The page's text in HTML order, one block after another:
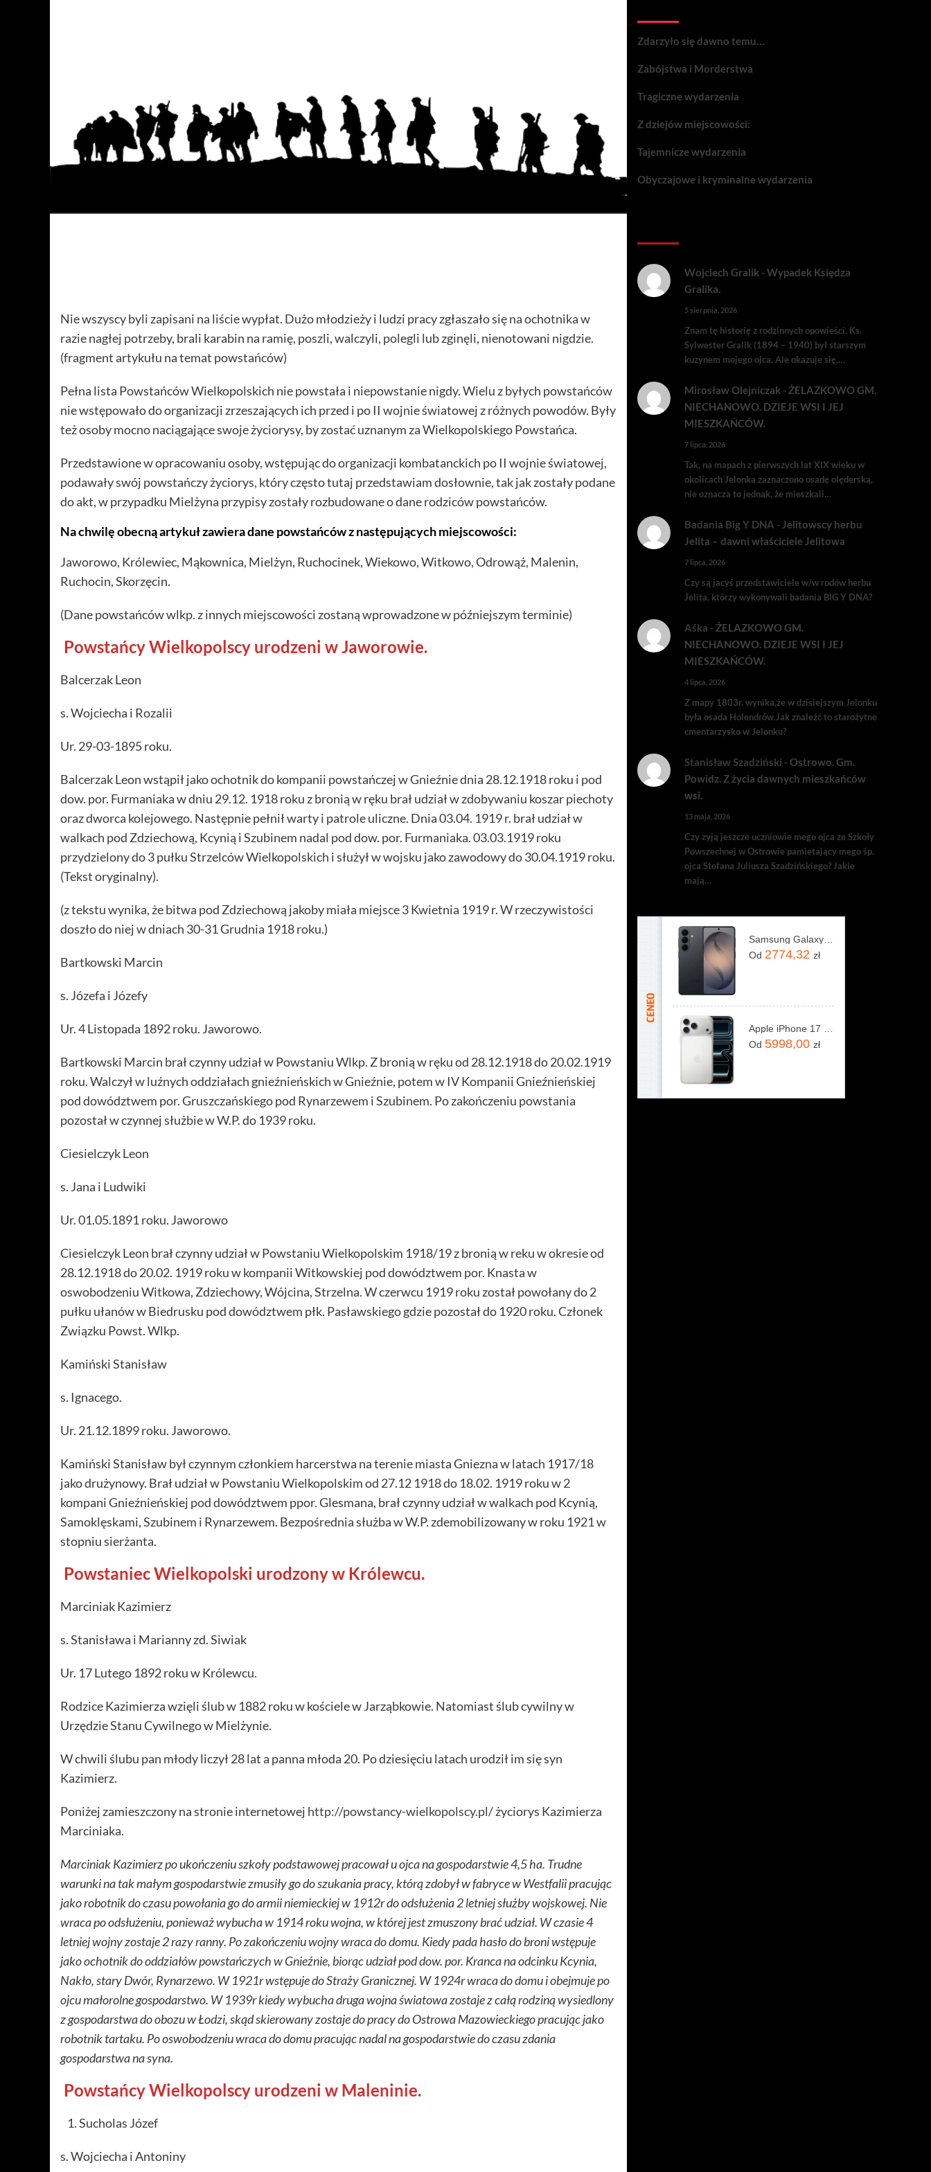
Nie wszyscy byli zapisani na liście wypłat. Dużo młodzieży i ludzi pracy zgłaszało się na ochotnika w
razie nagłej potrzeby, brali karabin na ramię, poszli, walczyli, polegli lub zginęli, nienotowani nigdzie.
(fragment artykułu na temat powstańców)
Pełna lista Powstańców Wielkopolskich nie powstała i niepowstanie nigdy. Wielu z byłych powstańców
nie wstępowało do organizacji zrzeszających ich przed i po II wojnie światowej z różnych powodów. Były
też osoby mocno naciągające swoje życiorysy, by zostać uznanym za Wielkopolskiego Powstańca.
Przedstawione w opracowaniu osoby, wstępując do organizacji kombatanckich po II wojnie światowej,
podawały swój powstańczy życiorys, który często tutaj przedstawiam dosłownie, tak jak zostały podane
do akt, w przypadku Mielżyna przypisy zostały rozbudowane o dane rodziców powstańców.
Na chwilę obecną artykuł zawiera dane powstańców z następujących miejscowości:
Jaworowo, Królewiec, Mąkownica, Mielżyn, Ruchocinek, Wiekowo, Witkowo, Odrowąż, Malenin,
Ruchocin, Skorzęcin.
(Dane powstańców wlkp. z innych miejscowości zostaną wprowadzone w późniejszym terminie)
Powstańcy Wielkopolscy urodzeni w Jaworowie.
Balcerzak Leon
s. Wojciecha i Rozalii
Ur. 29-03-1895 roku.
Balcerzak Leon wstąpił jako ochotnik do kompanii powstańczej w Gnieźnie dnia 28.12.1918 roku i pod
dow. por. Furmaniaka w dniu 29.12. 1918 roku z bronią w ręku brał udział w zdobywaniu koszar piechoty
oraz dworca kolejowego. Następnie pełnił warty i patrole uliczne. Dnia 03.04. 1919 r. brał udział w
walkach pod Zdziechową, Kcynią i Szubinem nadal pod dow. por. Furmaniaka. 03.03.1919 roku
przydzielony do 3 pułku Strzelców Wielkopolskich i służył w wojsku jako zawodowy do 30.04.1919 roku.
(Tekst oryginalny).
(z tekstu wynika, że bitwa pod Zdziechową jakoby miała miejsce 3 Kwietnia 1919 r. W rzeczywistości
doszło do niej w dniach 30-31 Grudnia 1918 roku.)
Bartkowski Marcin
s. Józefa i Józefy
Ur. 4 Listopada 1892 roku. Jaworowo.
Bartkowski Marcin brał czynny udział w Powstaniu Wlkp. Z bronią w ręku od 28.12.1918 do 20.02.1919
roku. Walczył w luźnych oddziałach gnieźnieńskich w Gnieźnie, potem w IV Kompanii Gnieźnieńskiej
pod dowództwem por. Gruszczańskiego pod Rynarzewem i Szubinem. Po zakończeniu powstania
pozostał w czynnej służbie w W.P. do 1939 roku.
Ciesielczyk Leon
s. Jana i Ludwiki
Ur. 01.05.1891 roku. Jaworowo
Ciesielczyk Leon brał czynny udział w Powstaniu Wielkopolskim 1918/19 z bronią w reku w okresie od
28.12.1918 do 20.02. 1919 roku w kompanii Witkowskiej pod dowództwem por. Knasta w
oswobodzeniu Witkowa, Zdziechowy, Wójcina, Strzelna. W czerwcu 1919 roku został powołany do 2
pułku ułanów w Biedrusku pod dowództwem płk. Pasławskiego gdzie pozostał do 1920 roku. Członek
Związku Powst. Wlkp.
Kamiński Stanisław
s. Ignacego.
Ur. 21.12.1899 roku. Jaworowo.
Kamiński Stanisław był czynnym członkiem harcerstwa na terenie miasta Gniezna w latach 1917/18
jako drużynowy. Brał udział w Powstaniu Wielkopolskim od 27.12 1918 do 18.02. 1919 roku w 2
kompani Gnieźnieńskiej pod dowództwem ppor. Glesmana, brał czynny udział w walkach pod Kcynią,
Samoklęskami, Szubinem i Rynarzewem. Bezpośrednia służba w W.P. zdemobilizowany w roku 1921 w
stopniu sierżanta.
Powstaniec Wielkopolski urodzony w Królewcu.
Marciniak Kazimierz
s. Stanisława i Marianny zd. Siwiak
Ur. 17 Lutego 1892 roku w Królewcu.
Rodzice Kazimierza wzięli ślub w 1882 roku w kościele w Jarząbkowie. Natomiast ślub cywilny w
Urzędzie Stanu Cywilnego w Mielżynie.
W chwili ślubu pan młody liczył 28 lat a panna młoda 20. Po dziesięciu latach urodził im się syn
Kazimierz.
Poniżej zamieszczony na stronie internetowej http://powstancy-wielkopolscy.pl/ życiorys Kazimierza
Marciniaka.
Marciniak Kazimierz po ukończeniu szkoły podstawowej pracował u ojca na gospodarstwie 4,5 ha. Trudne
warunki na tak małym gospodarstwie zmusiły go do szukania pracy, którą zdobył w fabryce w Westfalii pracując
jako robotnik do czasu powołania go do armii niemieckiej w 1912r do odsłużenia 2 letniej służby wojskowej. Nie
wraca po odsłużeniu, ponieważ wybucha w 1914 roku wojna, w której jest zmuszony brać udział. W czasie 4
letniej wojny zostaje 2 razy ranny. Po zakończeniu wojny wraca do domu. Kiedy pada hasło do broni wstępuje
jako ochotnik do oddziałów powstańczych w Gnieźnie, biorąc udział pod dow. por. Kranca na odcinku Kcynia,
Nakło, stary Dwór, Rynarzewo. W 1921r wstępuje do Straży Granicznej. W 1924r wraca do domu i obejmuje po
ojcu małorolne gospodarstwo. W 1939r kiedy wybucha druga wojna światowa zostaje z całą rodziną wysiedlony
z gospodarstwa do obozu w Łodzi, skąd skierowany zostaje do pracy do Ostrowa Mazowieckiego pracując jako
robotnik tartaku. Po oswobodzeniu wraca do domu pracując nadal na gospodarstwie do czasu zdania
gospodarstwa na syna.
Powstańcy Wielkopolscy urodzeni w Maleninie.
Sucholas Józef
s. Wojciecha i Antoniny
Zdarzyło się dawno temu…
Zabójstwa i Morderstwa
Tragiczne wydarzenia
Z dziejów miejscowości:
Tajemnicze wydarzenia
Obyczajowe i kryminalne wydarzenia
Wojciech Gralik-Wypadek Księdza
Gralika.
5 sierpnia, 2026
Znam tę historię z rodzinnych opowieści. Ks.
Sylwester Gralik (1894 – 1940) był starszym
kuzynem mojego ojca. Ale okazuje się,…
Mirosław Olejniczak- ŻELAZKOWO GM.
NIECHANOWO. DZIEJE WSI I JEJ
MIESZKAŃCÓW.
7 lipca, 2026
Tak, na mapach z pierwszych lat XIX wieku w
okolicach Jelonka zaznaczono osadę olęderską,
nie oznacza to jednak, że mieszkali…
Badania Big Y DNA - Jelitowscy herbu
Jelita – dawni właściciele Jelitowa
7 lipca, 2026
Czy są jacyś przedstawiciele w/w rodów herbu
Jelita, którzy wykonywali badania BIG Y DNA?
Aśka - ŻELAZKOWO GM.
NIECHANOWO. DZIEJE WSI I JEJ
MIESZKAŃCÓW.
4 lipca, 2026
Z mapy 1803r. wynika,że w dzisiejszym Jelonku
była osada Holendrów.Jak znaleźć to starożytne
cmentarzysko w Jelonku?
Stanisław Szadziński -Ostrowo. Gm.
Powidz. Z życia dawnych mieszkańców
wsi.
13 maja, 2026
Czy zyją jeszcze uczniowie mego ojca ze Szkoły
Powszechnej w Ostrowie pamietający mego śp.
ojca Stefana Juliusza Szadzińskiego? Jakie
mają…
Samsung Galaxy S26 SM-S942 12/256GB Czarny
Od 2774,32 zł
Od 5998,00 zł